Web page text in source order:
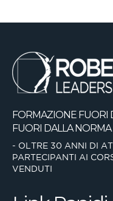
FORMAZIONE FUORI
FUORI DALLA NORMA
- OLTRE 30 ANNI DI
PARTECIPANTI AI
VENDUTI